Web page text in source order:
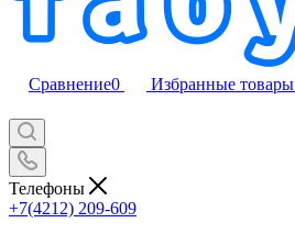
Сравнение0 Избранные товары
Телефоны
+7(4212) 209-609